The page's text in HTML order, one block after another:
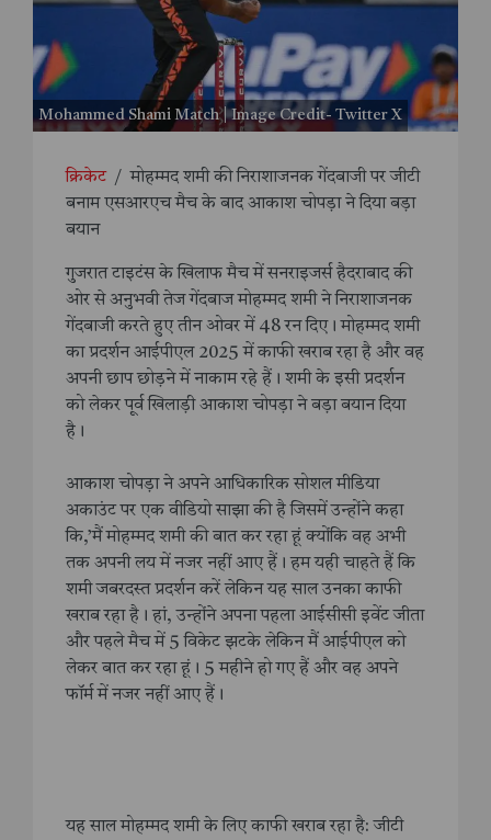
Mohammed Shami Match | Image Credit- Twitter X
क्रिकेट / मोहम्मद शमी की निराशाजनक गेंदबाजी पर जीटी
बनाम एसआरएच मैच के बाद आकाश चोपड़ा ने दिया बड़ा
बयान
गुजरात टाइटंस के खिलाफ मैच में सनराइजर्स हैदराबाद की
ओर से अनुभवी तेज गेंदबाज मोहम्मद शमी ने निराशाजनक
गेंदबाजी करते हुए तीन ओवर में 48 रन दिए। मोहम्मद शमी
का प्रदर्शन आईपीएल 2025 में काफी खराब रहा है और वह
अपनी छाप छोड़ने में नाकाम रहे हैं। शमी के इसी प्रदर्शन
को लेकर पूर्व खिलाड़ी आकाश चोपड़ा ने बड़ा बयान दिया
है।
आकाश चोपड़ा ने अपने आधिकारिक सोशल मीडिया
अकाउंट पर एक वीडियो साझा की है जिसमें उन्होंने कहा
कि,’मैं मोहम्मद शमी की बात कर रहा हूं क्योंकि वह अभी
तक अपनी लय में नजर नहीं आए हैं। हम यही चाहते हैं कि
शमी जबरदस्त प्रदर्शन करें लेकिन यह साल उनका काफी
खराब रहा है। हां, उन्होंने अपना पहला आईसीसी इवेंट जीता
और पहले मैच में 5 विकेट झटके लेकिन मैं आईपीएल को
लेकर बात कर रहा हूं। 5 महीने हो गए हैं और वह अपने
फॉर्म में नजर नहीं आए हैं।
यह साल मोहम्मद शमी के लिए काफी खराब रहा है: जीटी